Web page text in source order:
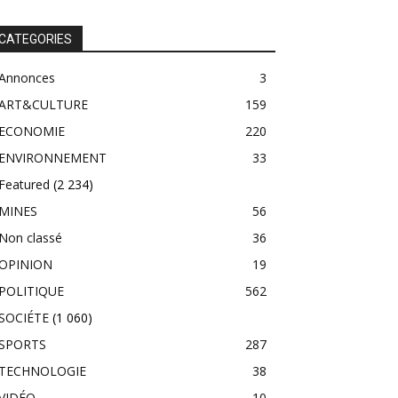
3
159
220
33
(2 234)
56
classé
36
19
562
(1 060)
287
38